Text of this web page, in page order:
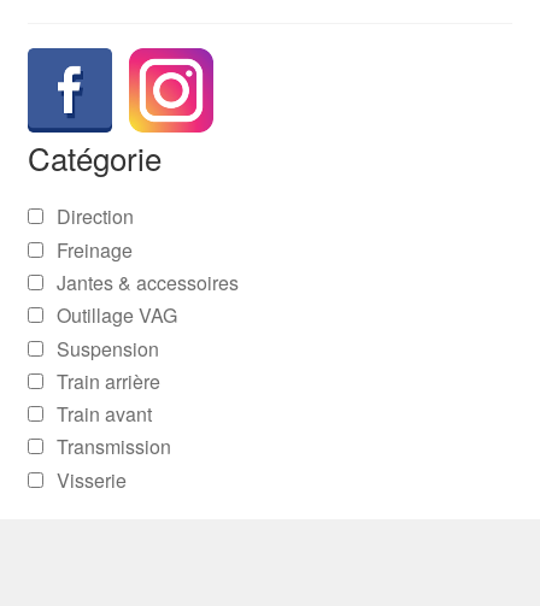
Catégorie
Direction
Freinage
Jantes & accessoires
Outillage VAG
Suspension
Train arrière
Train avant
Transmission
Visserie